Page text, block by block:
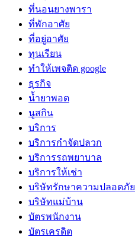
ที่นอนยางพารา
ที่พักอาศัย
ที่อยู่อาศัย
ทุนเรียน
ทําให้เพจติด google
ธุรกิจ
น้ำยาพอต
นูสกิน
บริการ
บริการกำจัดปลวก
บริการรถพยาบาล
บริการให้เช่า
บริษัทรักษาความปลอดภัย
บริษัทแม่บ้าน
บัตรพนักงาน
บัตรเครดิต